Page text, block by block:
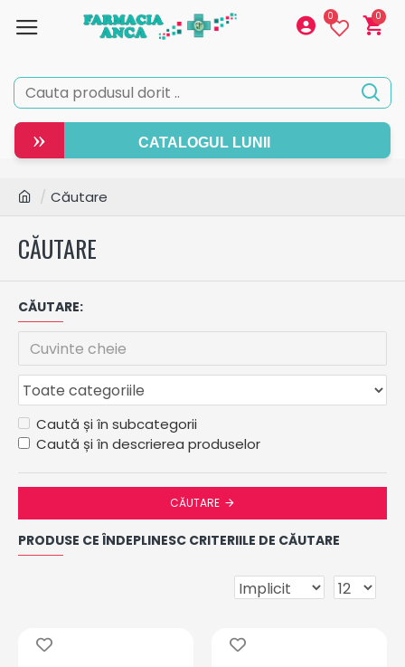
0 0
» CATALOGUL LUNII
Căutare
CĂUTARE
CĂUTARE:
Caută și în subcategorii
Caută și în descrierea produselor
CĂUTARE
PRODUSE CE ÎNDEPLINESC CRITERIILE DE CĂUTARE